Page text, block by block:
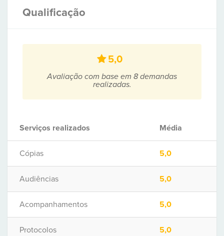
Qualificação
5,0
Avaliação com base em 8 demandas
realizadas.
Serviços realizados Média
Cópias 5,0
Audiências 5,0
Acompanhamentos 5,0
Protocolos 5,0